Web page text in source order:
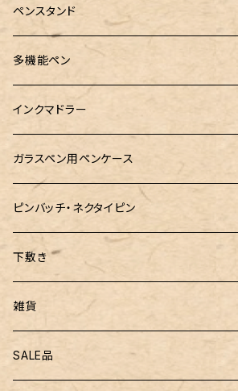
RHODIA(ロディア)
ロットリング
マルチペン
Luddite（ラダイト）
MONTEVERDE(モンテベルテ)
LAMY（ラミー）
ぺんてる
三菱鉛筆
ZEBRA（ゼブラ）
meister by POINT(マイスターバイポイント)
島田小割製材所
Ystudio（ワイスタジオ）
工房sokoharo（そこはろ）
富士ひのき御朱印帳【巓】
黄金富士ひのき御朱印帳
御朱印帳袋・カバー
CRUCIAL（クルーシャル）御朱印帳
ペンスタンド
Ystudio（ワイスタジオ）
あけぼの工房
多機能ペン
インクマドラー
ガラスペン用ペンケース
ピンバッチ・ネクタイピン
下敷き
専用リフィル
雑貨
黒板
SALE品